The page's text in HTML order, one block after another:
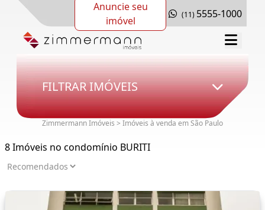
Anuncie seu
imóvel
(11) 5555-1000
FILTRAR IMÓVEIS
Zimmermann Imóveis > Imóveis à venda em São Paulo
8 Imóveis no condomínio BURITI